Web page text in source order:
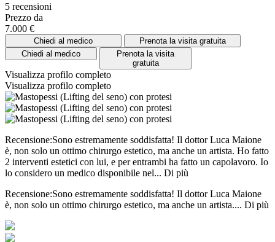
5 recensioni
Prezzo da
7.000 €
Chiedi al medico
Prenota la visita gratuita
Chiedi al medico
Prenota la visita
gratuita
Visualizza profilo completo
Visualizza profilo completo
Recensione:Sono estremamente soddisfatta! Il dottor Luca Maione
è, non solo un ottimo chirurgo estetico, ma anche un artista. Ho fatto
2 interventi estetici con lui, e per entrambi ha fatto un capolavoro. Io
lo considero un medico disponibile nel... Di più
Recensione:Sono estremamente soddisfatta! Il dottor Luca Maione
è, non solo un ottimo chirurgo estetico, ma anche un artista.... Di più